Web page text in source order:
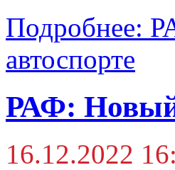
Подробнее:
автоспорте
РАФ: Новый
16.12.2022